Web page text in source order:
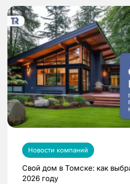
Новости компаний
Свой дом в Томске: как
2026 году